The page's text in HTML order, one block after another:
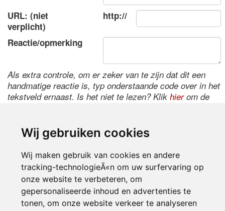
Wij gebruiken cookies
Wij maken gebruik van cookies en andere
tracking-technologieÃ«n om uw surfervaring op
onze website te verbeteren, om
gepersonaliseerde inhoud en advertenties te
tonen, om onze website verkeer te analyseren
URL: (niet
verplicht)
http://
Reactie/opmerking
Als extra controle, om er zeker van te zijn dat dit een
handmatige reactie is, typ onderstaande code over in het
tekstveld ernaast. Is het niet te lezen? Klik hierom de